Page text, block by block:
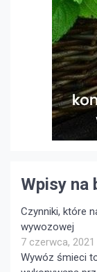
Wpisy na
Czynniki, które
wywozowej
7 czerwca, 2021
Wywóz śmieci